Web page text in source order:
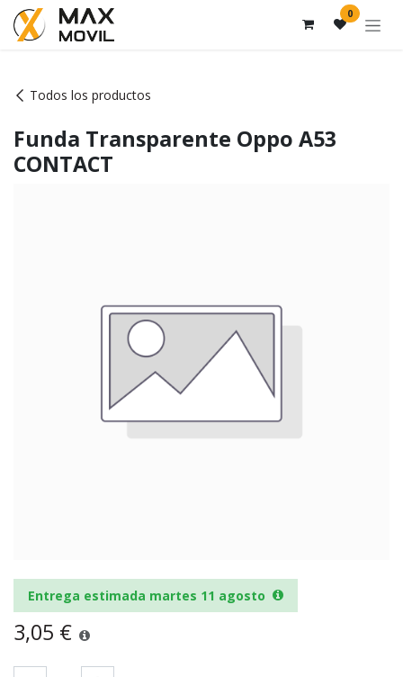
Ir al contenido 0
Todos los productos
Funda Transparente Oppo A53
CONTACT
Entrega estimada martes 11 agosto
3,05 €